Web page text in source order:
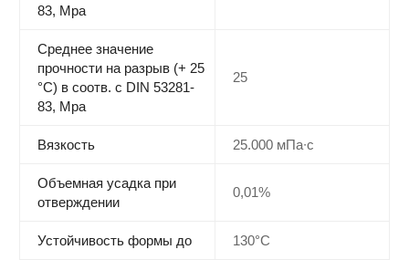
83, Мра
Среднее значение
прочности на разрыв (+ 25
°С) в соотв. с DIN 53281-
83, Мра
25
Вязкость 25.000 мПа∙с
Объемная усадка при
отверждении
0,01%
Устойчивость формы до 130°C